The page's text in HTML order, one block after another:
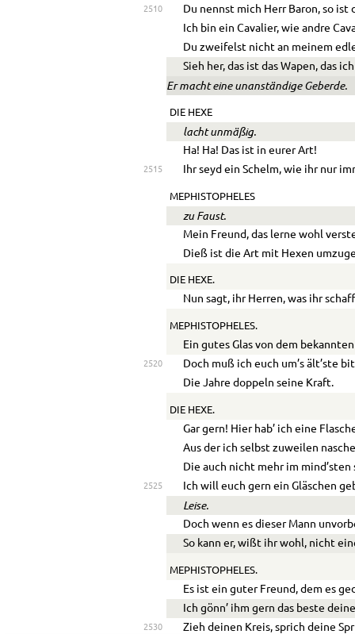
2510
Du nennst mich Herr Baron, so ist
Ich bin ein Cavalier, wie andre
Du zweifelst nicht an meinem
Sieh her, das ist das Wapen, das
Er macht eine unanständige Geberde.
DIE HEXE
lacht unmäßig.
Ha! Ha! Das ist in eurer Art!
2515 Ihr seyd ein Schelm, wie ihr nur
MEPHISTOPHELES
zu Faust.
Mein Freund, das lerne wohl
Dieß ist die Art mit Hexen
DIE HEXE.
Nun sagt, ihr Herren, was ihr
MEPHISTOPHELES.
Ein gutes Glas von dem
2520
Doch muß ich euch um’s ält’ste
Die Jahre doppeln seine Kraft.
DIE HEXE.
Gar gern! Hier hab’ ich eine
Aus der ich selbst zuweilen
Die auch nicht mehr im
2525 Ich will euch gern ein Gläschen
Leise.
Doch wenn es dieser Mann
So kann er, wißt ihr wohl, nicht
MEPHISTOPHELES.
Es ist ein guter Freund, dem es
Ich gönn’ ihm gern das beste
2530 Zieh deinen Kreis, sprich deine